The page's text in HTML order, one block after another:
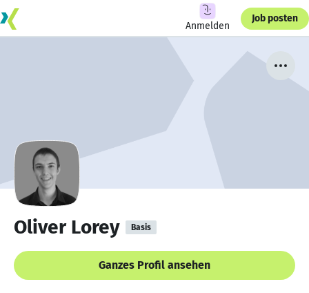
Anmelden
Job posten
Oliver Lorey Basis
Ganzes Profil ansehen